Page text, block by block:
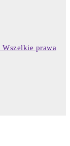
prawa